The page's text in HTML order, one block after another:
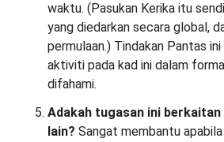
waktu. (Pasukan Kerika itu
yang diedarkan secara global,
permulaan.) Tindakan Pantas
aktiviti pada kad ini dalam
difahami.
Adakah tugasan ini
lain? Sangat membantu